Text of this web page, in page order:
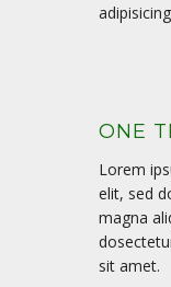
ONE
Lorem
elit, sed
magna
sit amet.